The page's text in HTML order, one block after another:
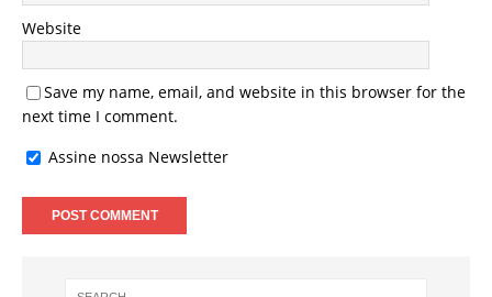
Website
Save my name, email, and website in this browser for the
next time I comment.
Assine nossa Newsletter